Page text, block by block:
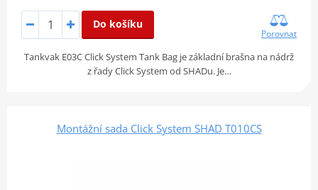
Do košíku
Porovnat
Tankvak E03C Click System Tank Bag je základní brašna na nádrž
z řady Click System od SHADu. Je…
Montážní sada Click System SHAD T010CS